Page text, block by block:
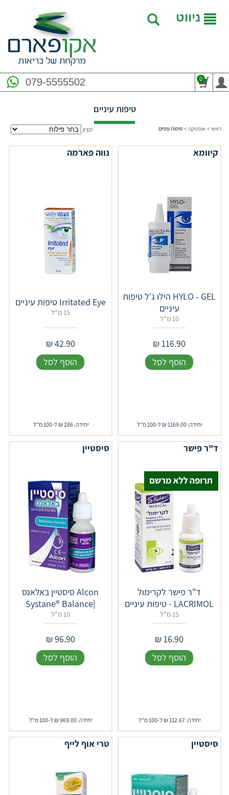
ניווט
079-5555502 0
טיפות עיניים
ראשי > אופטיקה > טיפות עיניים מציג
קיוומא
HYLO - GEL הילו ג'ל טיפות
עיניים
10 מ"ל
116.90
₪
הוסף לסל
יחידה: 1169.00 ₪ ל-100 מ"ל
נווה פארמה
Irritated Eye טיפות עיניים
15 מ"ל
42.90
₪
הוסף לסל
יחידה: 286 ₪ ל-100 מ"ל
ד"ר פישר
ד"ר פישר לקרימול
LACRIMOL - טיפות עיניים
15 מ"ל
16.90
₪
הוסף לסל
יחידה: 112.67 ₪ ל-100 מ"ל
סיסטיין
Alcon סיסטיין באלאנס
|Systane® Balance
10 מ"ל
96.90
₪
הוסף לסל
יחידה: 969.00 ₪ ל-100 מ"ל
סיסטיין טרי אוף לייף